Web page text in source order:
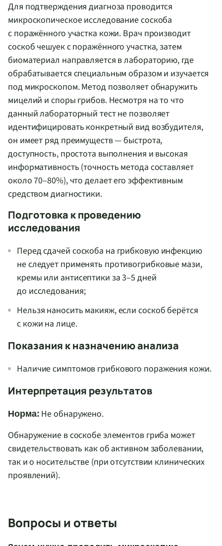
Для подтверждения диагноза проводится
микроскопическое исследование соскоба
с поражённого участка кожи. Врач производит
соскоб чешуек с поражённого участка, затем
биоматериал направляется в лабораторию, где
обрабатывается специальным образом и изучается
под микроскопом. Метод позволяет обнаружить
мицелий и споры грибов. Несмотря на то что
данный лабораторный тест не позволяет
идентифицировать конкретный вид возбудителя,
он имеет ряд преимуществ — быстрота,
доступность, простота выполнения и высокая
информативность (точность метода составляет
около 70–80%), что делает его эффективным
средством диагностики.
Подготовка к проведению
исследования
Перед сдачей соскоба на грибковую инфекцию
не следует применять противогрибковые мази,
кремы или антисептики за 3–5 дней
до исследования;
Нельзя наносить макияж, если соскоб берётся
с кожи на лице.
Показания к назначению анализа
Наличие симптомов грибкового поражения кожи.
Интерпретация результатов
Норма: Не обнаружено.
Обнаружение в соскобе элементов гриба может
свидетельствовать как об активном заболевании,
так и о носительстве (при отсутствии клинических
проявлений).
Вопросы и ответы